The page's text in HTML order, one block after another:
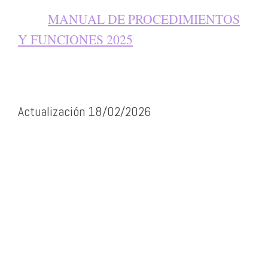
MANUAL DE PROCEDIMIENTOS
Y FUNCIONES 2025
Actualización 18/02/2026